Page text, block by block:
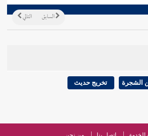
التالي السابق
الشجرة تخريج حديث